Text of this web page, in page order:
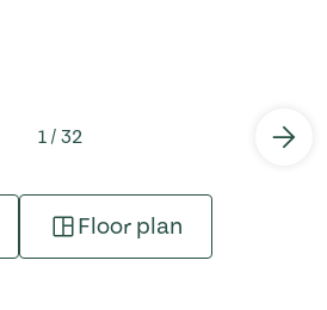
1 / 32
Floor plan